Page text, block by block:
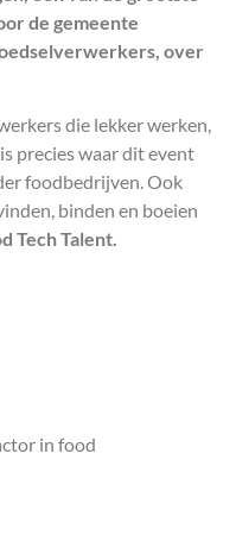
de gemeente
over
die lekker werken,
precies waar dit event
foodbedrijven. Ook
binden en boeien
TechTalent.
in food